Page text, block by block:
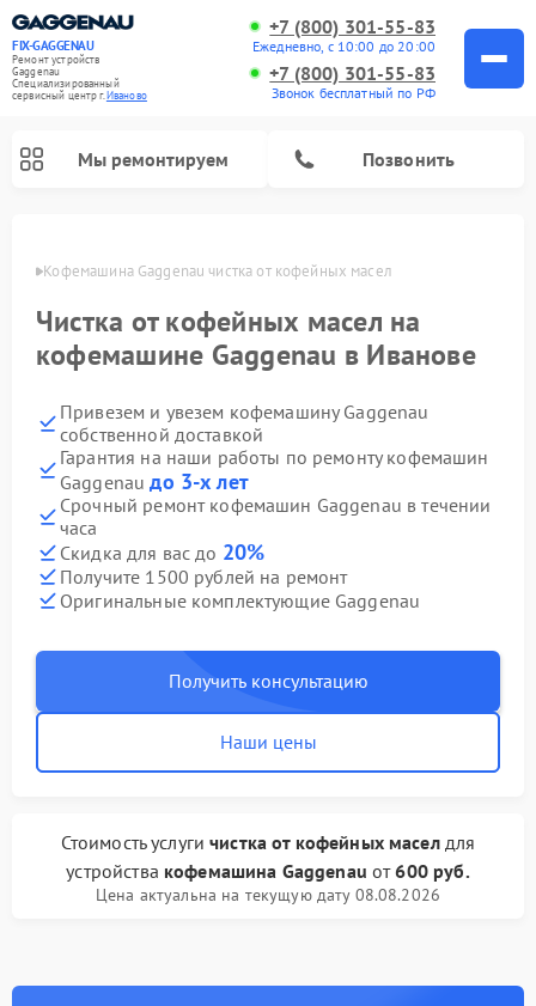
FIX-GAGGENAU
Ремонт устройств
Gaggenau
Специализированный
cервисный центр г.Иваново
+7 (800) 301-55-83
Ежедневно, с 10:00 до 20:00
+7 (800) 301-55-83
Звонок бесплатный по РФ
Мы ремонтируем Позвонить
Кофемашина Gaggenau чистка от кофейных масел
Чистка от кофейных масел на
кофемашине Gaggenau в Иванове
Привезем и увезем кофемашину Gaggenau
собственной доставкой
Гарантия на наши работы по ремонту кофемашин
Gaggenauдо 3-х лет
Срочный ремонт кофемашин Gaggenau в течении
часа
Скидка для вас до 20%
Получите 1500 рублей на ремонт
Оригинальные комплектующие Gaggenau
Получить консультацию
Наши цены
Стоимость услугичистка от кофейных маселдля
устройства кофемашина Gaggenau от600 руб.
Цена актуальна на текущую дату 08.08.2026